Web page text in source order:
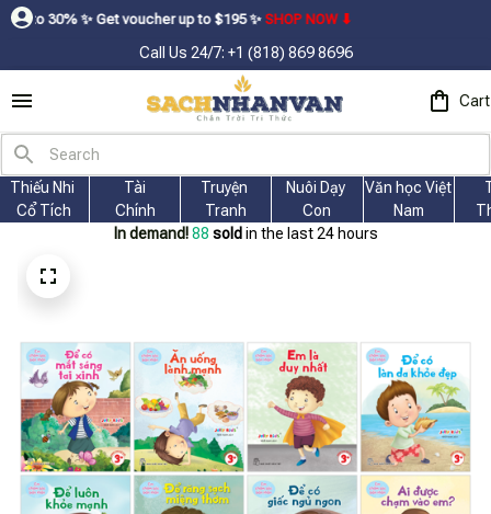
Get voucher up to $195ㅤ ✨ㅤSHOP NOW ⬇
Call Us 24/7: +1 (818) 869 8696
Cart
Thiếu Nhi
Cổ Tích
Tài
Chính
Truyện
Tranh
Nuôi Dạy
Con
Văn học Việt
Nam
In demand! 88 sold in the last 24 hours